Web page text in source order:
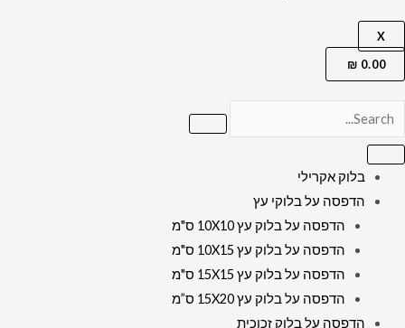
X
0.00
₪
בלוק אקרילי
הדפסה על בלוקי עץ
הדפסה על בלוק עץ 10X10 ס"מ
הדפסה על בלוק עץ 10X15 ס"מ
הדפסה על בלוק עץ 15X15 ס"מ
הדפסה על בלוק עץ 15X20 ס”מ
הדפסה על בלוק זכוכית